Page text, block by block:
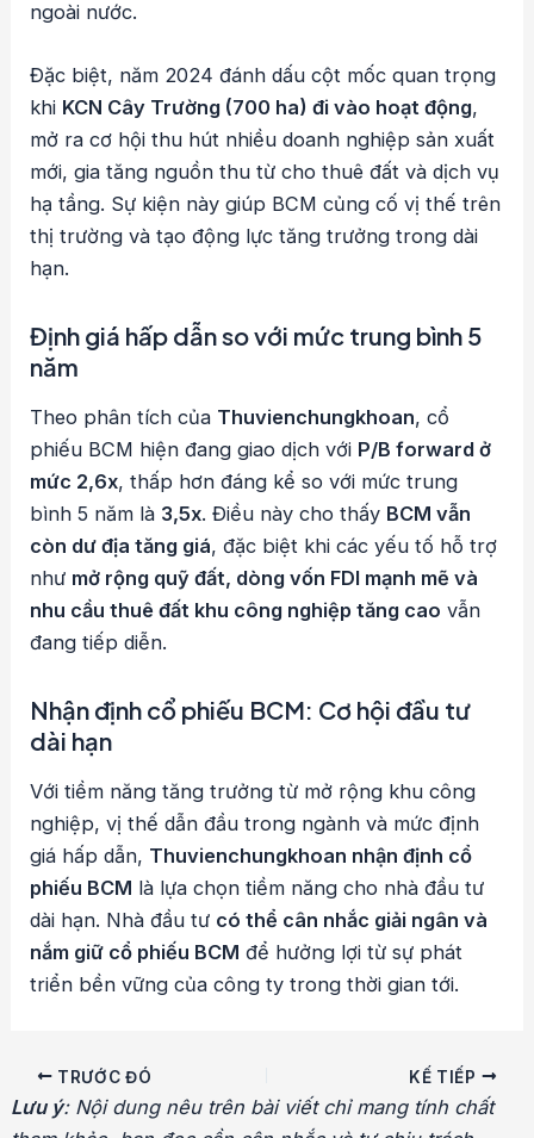
ngoài nước.
Đặc biệt, năm 2024 đánh dấu cột mốc quan trọng
khi KCN Cây Trường (700 ha) đi vào hoạt động,
mở ra cơ hội thu hút nhiều doanh nghiệp sản xuất
mới, gia tăng nguồn thu từ cho thuê đất và dịch vụ
hạ tầng. Sự kiện này giúp BCM củng cố vị thế trên
thị trường và tạo động lực tăng trưởng trong dài
hạn.
Định giá hấp dẫn so với mức trung bình 5
năm
Theo phân tích của Thuvienchungkhoan, cổ
phiếu BCM hiện đang giao dịch với P/B forward ở
mức 2,6x, thấp hơn đáng kể so với mức trung
bình 5 năm là 3,5x. Điều này cho thấy BCM vẫn
còn dư địa tăng giá, đặc biệt khi các yếu tố hỗ trợ
như mở rộng quỹ đất, dòng vốn FDI mạnh mẽ và
nhu cầu thuê đất khu công nghiệp tăng cao vẫn
đang tiếp diễn.
Nhận định cổ phiếu BCM: Cơ hội đầu tư
dài hạn
Với tiềm năng tăng trưởng từ mở rộng khu công
nghiệp, vị thế dẫn đầu trong ngành và mức định
giá hấp dẫn, Thuvienchungkhoan nhận định cổ
phiếu BCM là lựa chọn tiềm năng cho nhà đầu tư
dài hạn. Nhà đầu tư có thể cân nhắc giải ngân và
nắm giữ cổ phiếu BCM để hưởng lợi từ sự phát
triển bền vững của công ty trong thời gian tới.
Điều
hướng
TRƯỚC ĐÓ KẾ TIẾP
Lưu ý: Nội dung nêu trên bài viết chỉ mang tính chất